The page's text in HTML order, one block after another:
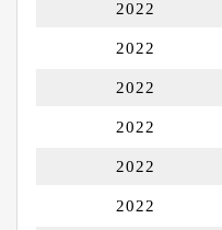
2022
2022
2022
2022
2022
2022